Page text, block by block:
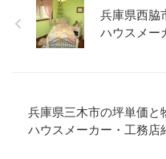
兵庫県西脇
ハウスメー
兵庫県三木市の坪単価と
ハウスメーカー・工務店